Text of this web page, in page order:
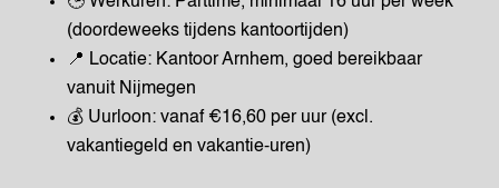
(doordeweeks tijdens kantoortijden)
📍 Locatie: Kantoor Arnhem, goed bereikbaar
vanuit Nijmegen
💰 Uurloon: vanaf €16,60 per uur (excl.
vakantiegeld en vakantie-uren)